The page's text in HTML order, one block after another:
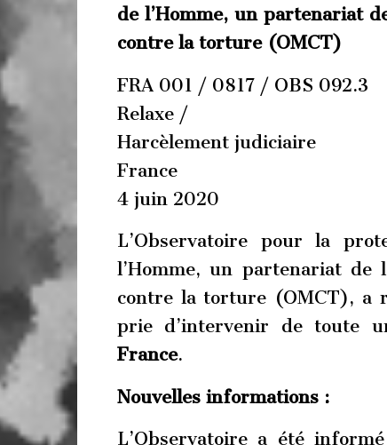
de l’Homme, un partenariat
contre la torture (OMCT)
FRA 001 / 0817 / OBS 092.3
Relaxe /
Harcèlement judiciaire
France
4 juin 2020
L’Observatoire pour la
l’Homme, un partenariat de
contre la torture (OMCT), a
prie d’intervenir de toute
France.
Nouvelles informations :
L’Observatoire a été